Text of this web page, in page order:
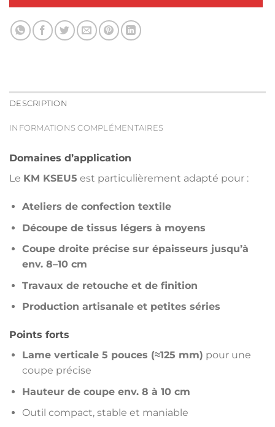
DESCRIPTION
INFORMATIONS COMPLÉMENTAIRES
Domaines d’application
Le KM KSEU5 est particulièrement adapté pour :
Ateliers de confection textile
Découpe de tissus légers à moyens
Coupe droite précise sur épaisseurs jusqu’à
env. 8–10 cm
Travaux de retouche et de finition
Production artisanale et petites séries
Points forts
Lame verticale 5 pouces (≈125 mm) pour une
coupe précise
Hauteur de coupe env. 8 à 10 cm
Outil compact, stable et maniable